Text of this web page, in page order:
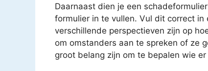
Daarnaast dien je een
formulier in te vullen. Vul dit correct
verschillende perspectieven zijn op
om omstanders aan te spreken of ze
groot belang zijn om te bepalen wie